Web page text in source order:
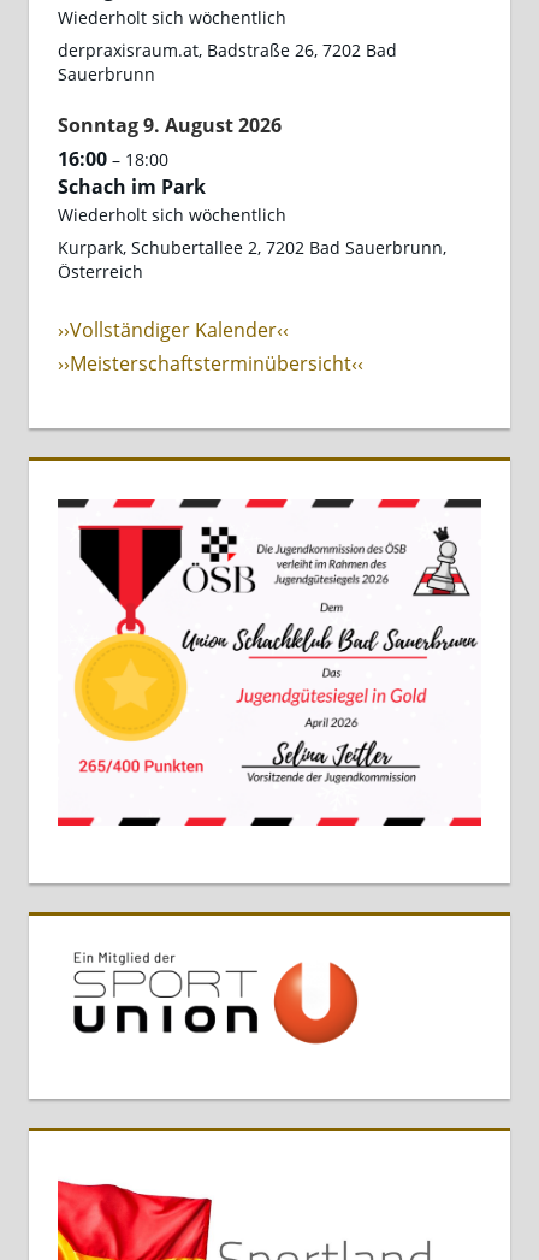
Wiederholt sich wöchentlich
derpraxisraum.at, Badstraße 26, 7202 Bad
Sauerbrunn
Sonntag9. August2026
16:00 – 18:00
Schach im Park
Wiederholt sich wöchentlich
Kurpark, Schubertallee 2, 7202 Bad Sauerbrunn,
Österreich
››Vollständiger Kalender‹‹
››Meisterschaftsterminübersicht‹‹